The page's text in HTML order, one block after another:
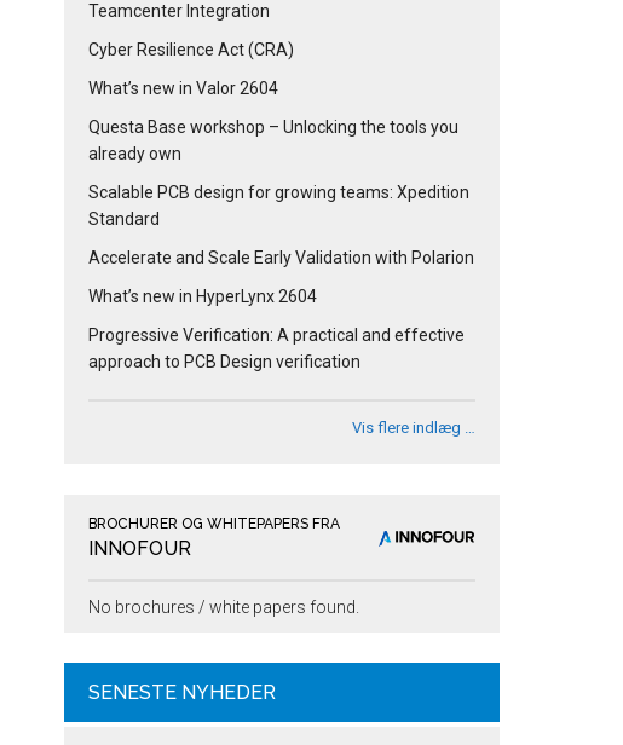
Teamcenter Integration
Cyber Resilience Act (CRA)
What’s new in Valor 2604
Questa Base workshop – Unlocking the tools you
already own
Scalable PCB design for growing teams: Xpedition
Standard
Accelerate and Scale Early Validation with Polarion
What’s new in HyperLynx 2604
Progressive Verification: A practical and effective
approach to PCB Design verification
Vis flere indlæg …
BROCHURER OG WHITEPAPERS FRA
INNOFOUR
No brochures / white papers found.
SENESTE NYHEDER